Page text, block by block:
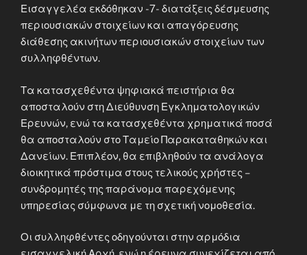
Εισαγγελέα εκδόθηκαν -7- διατάξεις δέσμευσης
περιουσιακών στοιχείων και απαγόρευσης
διάθεσης ακινήτων περιουσιακών στοιχείων των
συλληφθέντων.
Τα κατασχεθέντα ψηφιακά πειστήρια θα
αποσταλούν στη Διεύθυνση Εγκληματολογικών
Ερευνών, ενώ τα κατασχεθέντα χρηματικά ποσά
θα αποσταλούν στο Ταμείο Παρακαταθηκών και
Δανείων. Επιπλέον, θα επιβληθούν τα ανάλογα
διοικητικά πρόστιμα στους τελικούς χρήστες –
συνδρομητές της παράνομα παρεχόμενης
υπηρεσίας σύμφωνα με τη σχετική νομοθεσία.
Οι συλληφθέντες οδηγούνται στην αρμόδια